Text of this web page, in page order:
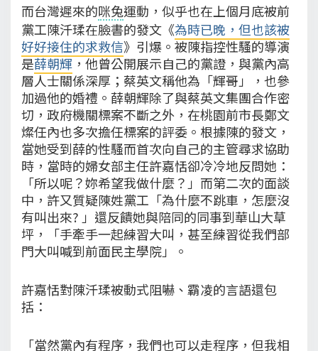
而台灣遲來的咪兔運動，似乎也在上個月底被前
黨工陳汘瑈在臉書的發文《為時已晚，但也該被
好好接住的求救信》引爆。被陳指控性騷的導演
是薛朝輝，他曾公開展示自己的黨證，與黨內高
層人士關係深厚；蔡英文稱他為「輝哥」，也參
加過他的婚禮。薛朝輝除了與蔡英文集團合作密
切，政府機關標案不斷之外，在桃園前市長鄭文
燦任內也多次擔任標案的評委。根據陳的發文，
當她受到薛的性騷而首次向自己的主管尋求協助
時，當時的婦女部主任許嘉恬卻冷冷地反問她：
「所以呢？妳希望我做什麼？」而第二次的面談
中，許又質疑陳姓黨工「為什麼不跳車，怎麼沒
有叫出來? 」還反饋她與陪同的同事到華山大草
坪，「手牽手一起練習大叫，甚至練習從我們部
門大叫喊到前面民主學院」。
許嘉恬對陳汘瑈被動式阻嚇、霸凌的言語還包
括：
「當然黨內有程序，我們也可以走程序，但我相